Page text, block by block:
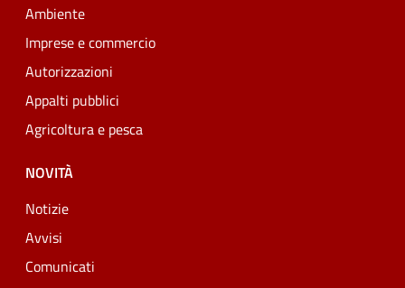
Ambiente
Imprese e commercio
Autorizzazioni
Appalti pubblici
Agricoltura e pesca
NOVITÀ
Notizie
Avvisi
Comunicati